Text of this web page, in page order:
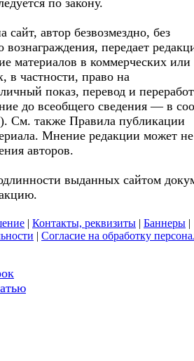
по закону.
сайт, автор безвозмездно, без
вознаграждения, передает
материалов в коммерческих или
в частности, право на
показ, перевод и
до всеобщего сведения — в
См. также Правила публикации
Мнение редакции может не
авторов.
выданных сайтом
| Контакты, реквизиты | Баннеры |
| Согласие на обработку